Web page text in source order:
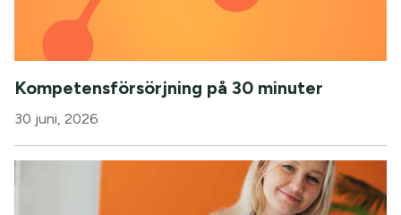
Kompetensförsörjning på 30 minuter
30 juni, 2026